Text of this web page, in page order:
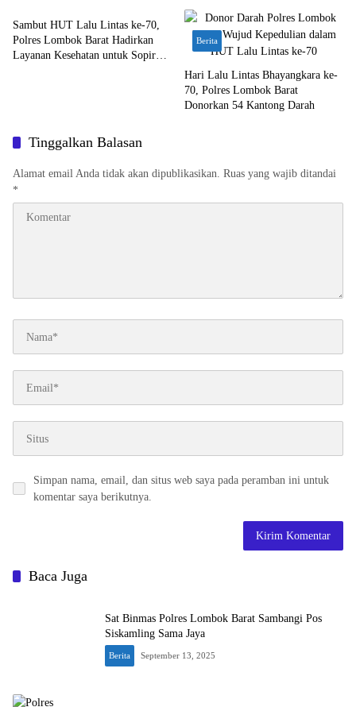
Sambut HUT Lalu Lintas ke-70,
Polres Lombok Barat Hadirkan
Layanan Kesehatan untuk Sopir
Berita
Hari Lalu Lintas Bhayangkara ke-
70, Polres Lombok Barat
Donorkan 54 Kantong Darah
Tinggalkan Balasan
Alamat email Anda tidak akan dipublikasikan. Ruas yang wajib ditandai
*
Simpan nama, email, dan situs web saya pada peramban ini untuk
komentar saya berikutnya.
Baca Juga
Sat Binmas Polres Lombok Barat Sambangi Pos
Siskamling Sama Jaya
Berita September 13, 2025